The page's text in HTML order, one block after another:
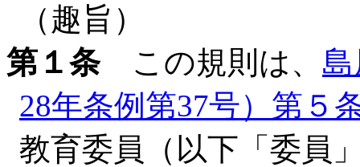
（趣旨）
第１条この規則は、
28年条例第37号）第５
教育委員（以下「委員